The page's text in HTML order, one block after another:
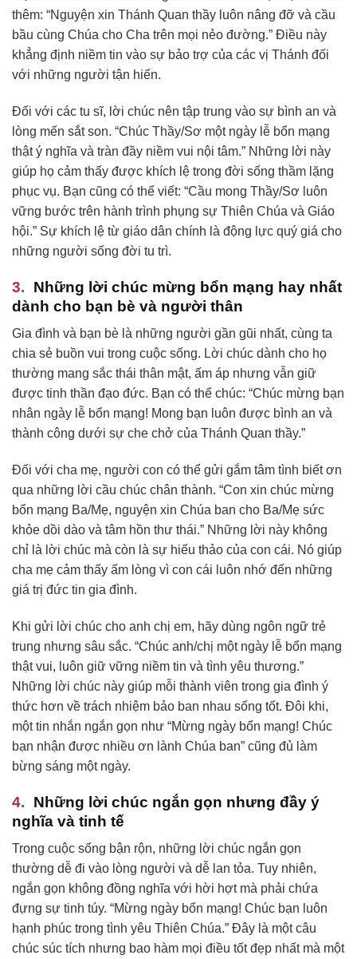
thêm: “Nguyện xin Thánh Quan thầy luôn nâng đỡ và cầu
bầu cùng Chúa cho Cha trên mọi nẻo đường.” Điều này
khẳng định niềm tin vào sự bảo trợ của các vị Thánh đối
với những người tận hiến.
Đối với các tu sĩ, lời chúc nên tập trung vào sự bình an và
lòng mến sắt son. “Chúc Thầy/Sơ một ngày lễ bổn mạng
thật ý nghĩa và tràn đầy niềm vui nội tâm.” Những lời này
giúp họ cảm thấy được khích lệ trong đời sống thầm lặng
phục vụ. Bạn cũng có thể viết: “Cầu mong Thầy/Sơ luôn
vững bước trên hành trình phụng sự Thiên Chúa và Giáo
hội.” Sự khích lệ từ giáo dân chính là động lực quý giá cho
những người sống đời tu trì.
Những lời chúc mừng bổn mạng hay nhất
dành cho bạn bè và người thân
Gia đình và bạn bè là những người gần gũi nhất, cùng ta
chia sẻ buồn vui trong cuộc sống. Lời chúc dành cho họ
thường mang sắc thái thân mật, ấm áp nhưng vẫn giữ
được tinh thần đạo đức. Bạn có thể chúc: “Chúc mừng bạn
nhân ngày lễ bổn mạng! Mong bạn luôn được bình an và
thành công dưới sự che chở của Thánh Quan thầy.”
Đối với cha mẹ, người con có thể gửi gắm tâm tình biết ơn
qua những lời cầu chúc chân thành. “Con xin chúc mừng
bổn mạng Ba/Mẹ, nguyện xin Chúa ban cho Ba/Mẹ sức
khỏe dồi dào và tâm hồn thư thái.” Những lời này không
chỉ là lời chúc mà còn là sự hiếu thảo của con cái. Nó giúp
cha mẹ cảm thấy ấm lòng vì con cái luôn nhớ đến những
giá trị đức tin gia đình.
Khi gửi lời chúc cho anh chị em, hãy dùng ngôn ngữ trẻ
trung nhưng sâu sắc. “Chúc anh/chị một ngày lễ bổn mạng
thật vui, luôn giữ vững niềm tin và tình yêu thương.”
Những lời chúc này giúp mỗi thành viên trong gia đình ý
thức hơn về trách nhiệm bảo ban nhau sống tốt. Đôi khi,
một tin nhắn ngắn gọn như “Mừng ngày bổn mạng! Chúc
bạn nhận được nhiều ơn lành Chúa ban” cũng đủ làm
bừng sáng một ngày.
Những lời chúc ngắn gọn nhưng đầy ý
nghĩa và tinh tế
Trong cuộc sống bận rộn, những lời chúc ngắn gọn
thường dễ đi vào lòng người và dễ lan tỏa. Tuy nhiên,
ngắn gọn không đồng nghĩa với hời hợt mà phải chứa
đựng sự tinh túy. “Mừng ngày bổn mạng! Chúc bạn luôn
hạnh phúc trong tình yêu Thiên Chúa.” Đây là một câu
chúc súc tích nhưng bao hàm mọi điều tốt đẹp nhất mà một